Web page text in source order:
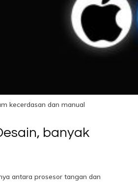
kecerdasan dan manual
banyak
antara prosesor tangan dan